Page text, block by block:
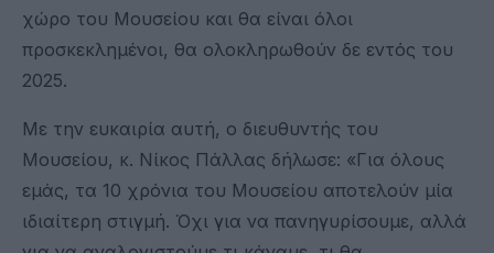
χώρο του Μουσείου και θα είναι όλοι
προσκεκλημένοι, θα ολοκληρωθούν δε εντός του
2025.
Με την ευκαιρία αυτή, ο διευθυντής του
Μουσείου, κ. Νίκος Πάλλας δήλωσε: «Για όλους
εμάς, τα 10 χρόνια του Μουσείου αποτελούν μία
ιδιαίτερη στιγμή. Όχι για να πανηγυρίσουμε, αλλά